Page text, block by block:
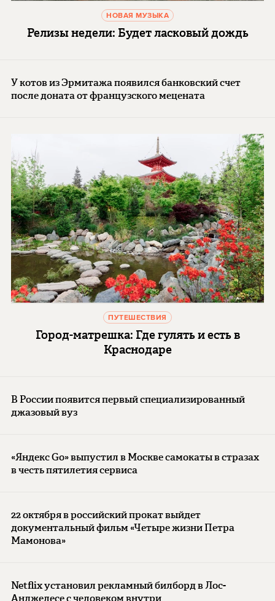
НОВАЯ МУЗЫКА
Релизы недели: Будет ласковый дождь
У котов из Эрмитажа появился банковский счет
после доната от французского мецената
ПУТЕШЕСТВИЯ
Город-матрешка: Где гулять и есть в
Краснодаре
В России появится первый специализированный
джазовый вуз
«Яндекс Go» выпустил в Москве самокаты в стразах
в честь пятилетия сервиса
22 октября в российский прокат выйдет
документальный фильм «Четыре жизни Петра
Мамонова»
Netflix установил рекламный билборд в Лос-
Анджелесе с человеком внутри